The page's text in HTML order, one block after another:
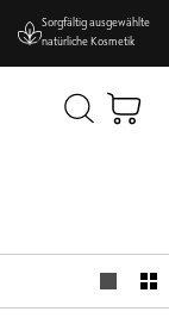
Sorgfältig ausgewählte
natürliche Kosmetik